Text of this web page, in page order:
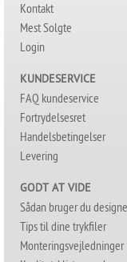
Kontakt
Mest Solgte
Login
KUNDESERVICE
FAQ kundeservice
Fortrydelsesret
Handelsbetingelser
Levering
GODT AT VIDE
Sådan bruger du
Tips til dine trykfiler
Monteringsvejledninger